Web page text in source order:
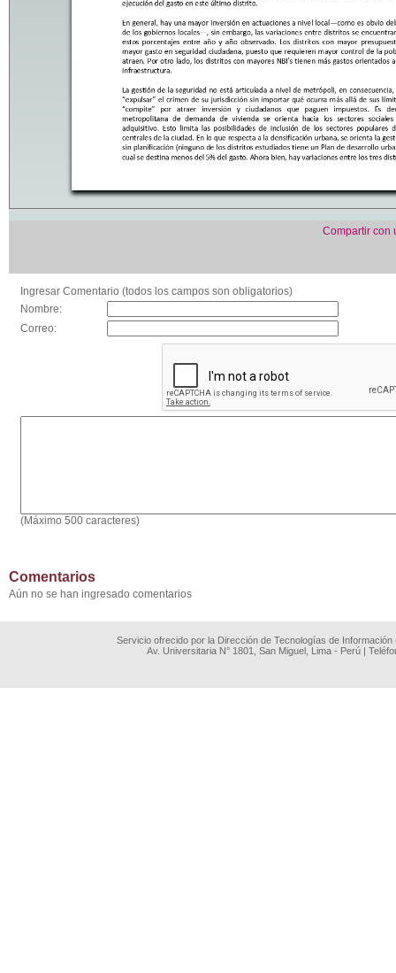
Compartir con
Ingresar Comentario (todos los campos son obligatorios)
Nombre:
Correo:
(Máximo 500 caracteres)
Comentarios
Aún no se han ingresado comentarios
Servicio ofrecido por la Dirección de Tecnologías de
Av. Universitaria N° 1801, San Miguel, Lima - Perú |